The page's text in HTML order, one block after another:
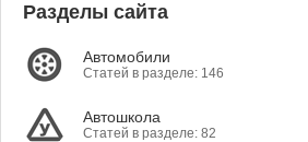
Разделы сайта
Автомобили
Статей в разделе: 146
Автошкола
Статей в разделе: 82